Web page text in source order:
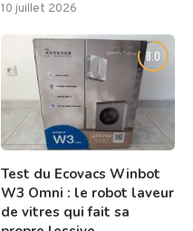
10 juillet 2026
8.0
Test du Ecovacs Winbot
W3 Omni : le robot laveur
de vitres qui fait sa